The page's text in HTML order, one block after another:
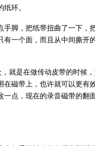
环。
手脚，把纸带扭曲了一下，
一个面，而且从中间撕开
就是在做传动皮带的时候
磁带上，也许就可以更有
点，现在的录音磁带的翻